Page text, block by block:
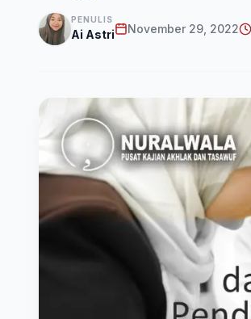
PENULIS
Ai Astri November 29, 2022